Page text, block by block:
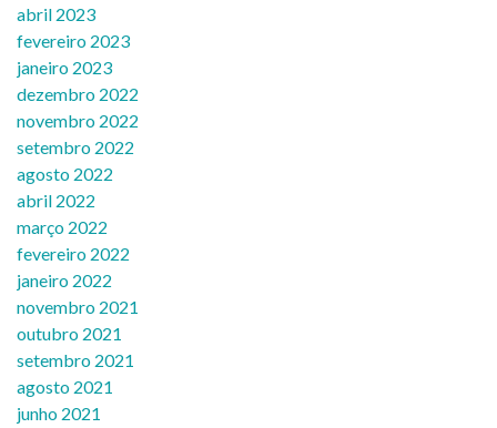
abril 2023
fevereiro 2023
janeiro 2023
dezembro 2022
novembro 2022
setembro 2022
agosto 2022
abril 2022
março 2022
fevereiro 2022
janeiro 2022
novembro 2021
outubro 2021
setembro 2021
agosto 2021
junho 2021